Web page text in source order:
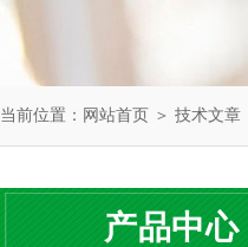
当前位置： 网站首页 ＞ 技术文章
产品中心